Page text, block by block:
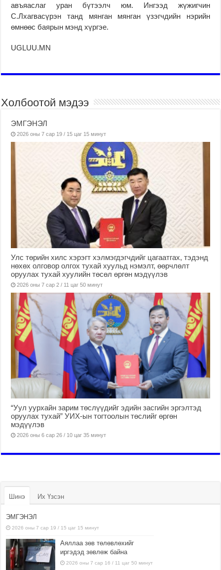
авъяаслаг уран бүтээлч юм. Ингээд жүжигчин
С.Лхагвасүрэн танд мянган мянган үзэгчдийн нэрийн
өмнөөс баярын мэнд хүргэе.
UGLUU.MN
Холбоотой мэдээ
ЭМГЭНЭЛ
2026 оны 7 сар 19 / 15 цаг 15 минут
Улс төрийн хилс хэрэгт хэлмэгдэгчдийг цагаатгах, тэдэнд
нөхөх олговор олгох тухай хуульд нэмэлт, өөрчлөлт
оруулах тухай хуулийн төсөл өргөн мэдүүлэв
2026 оны 7 сар 2 / 11 цаг 50 минут
“Уул уурхайн зарим төслүүдийг эдийн засгийн эргэлтэд
оруулах тухай” УИХ-ын тогтоолын төслийг өргөн
мэдүүлэв
2026 оны 6 сар 26 / 10 цаг 35 минут
Шинэ Их Үзсэн
ЭМГЭНЭЛ
2026 оны 7 сар 19 / 15 цаг 15 минут
Аяллаа зөв төлөвлөхийг
иргэдэд зөвлөж байна
2026 оны 7 сар 16 / 11 цаг 50 минут